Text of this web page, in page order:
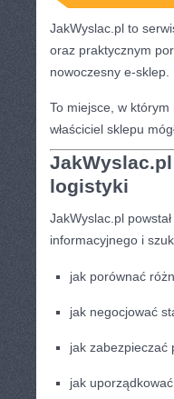
JakWyslac.pl to
oraz praktycznym
nowoczesny e-sklep.
To miejsce, w
właściciel sklepu
logistyki
JakWyslac.pl
informacyjnego i
jak porównać
jak negocjować
jak zabezpieczać
jak